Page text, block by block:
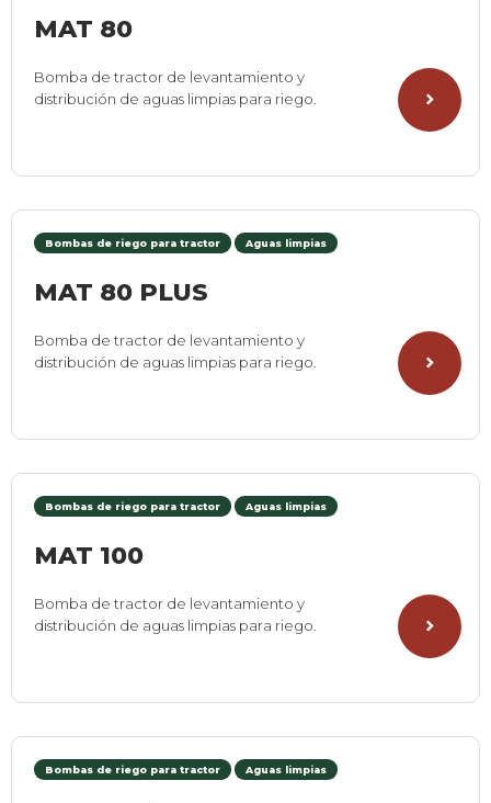
MAT 80
Bomba de tractor de levantamiento y
distribución de aguas limpias para riego.
Bombas de riego para tractor Aguas limpias
MAT 80 PLUS
Bomba de tractor de levantamiento y
distribución de aguas limpias para riego.
Bombas de riego para tractor Aguas limpias
MAT 100
Bomba de tractor de levantamiento y
distribución de aguas limpias para riego.
Bombas de riego para tractor Aguas limpias